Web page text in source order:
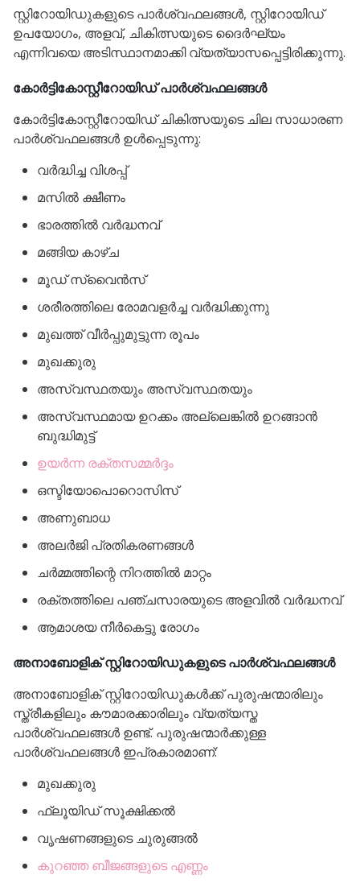
സ്റ്റിറോയിഡുകളുടെ പാർശ്വഫലങ്ങൾ, സ്റ്റിറോയിഡ്
ഉപയോഗം, അളവ്, ചികിത്സയുടെ ദൈർഘ്യം
എന്നിവയെ അടിസ്ഥാനമാക്കി വ്യത്യാസപ്പെട്ടിരിക്കുന്നു.
കോർട്ടികോസ്റ്റീറോയിഡ് പാർശ്വഫലങ്ങൾ
കോർട്ടികോസ്റ്റീറോയിഡ് ചികിത്സയുടെ ചില സാധാരണ
പാർശ്വഫലങ്ങൾ ഉൾപ്പെടുന്നു:
വർദ്ധിച്ച വിശപ്പ്
മസിൽ ക്ഷീണം
ഭാരത്തിൽ വർദ്ധനവ്
മങ്ങിയ കാഴ്ച
മൂഡ് സ്വൈൻസ്
ശരീരത്തിലെ രോമവളർച്ച വർദ്ധിക്കുന്നു
മുഖത്ത് വീർപ്പുമുട്ടുന്ന രൂപം
മുഖക്കുരു
അസ്വസ്ഥതയും അസ്വസ്ഥതയും
അസ്വസ്ഥമായ ഉറക്കം അല്ലെങ്കിൽ ഉറങ്ങാൻ
ബുദ്ധിമുട്ട്
ഉയർന്ന രക്തസമ്മർദ്ദം
ഒസ്ടിയോപൊറൊസിസ്
അണുബാധ
അലർജി പ്രതികരണങ്ങൾ
ചർമ്മത്തിന്റെ നിറത്തിൽ മാറ്റം
രക്തത്തിലെ പഞ്ചസാരയുടെ അളവിൽ വർദ്ധനവ്
ആമാശയ നീർകെട്ടു രോഗം
അനാബോളിക് സ്റ്റിറോയിഡുകളുടെ പാർശ്വഫലങ്ങൾ
അനാബോളിക് സ്റ്റിറോയിഡുകൾക്ക് പുരുഷന്മാരിലും
സ്ത്രീകളിലും കൗമാരക്കാരിലും വ്യത്യസ്ത
പാർശ്വഫലങ്ങൾ ഉണ്ട്. പുരുഷന്മാർക്കുള്ള
പാർശ്വഫലങ്ങൾ ഇപ്രകാരമാണ്:
മുഖക്കുരു
ഫ്ലൂയിഡ് സൂക്ഷിക്കൽ
വൃഷണങ്ങളുടെ ചുരുങ്ങൽ
കുറഞ്ഞ ബീജങ്ങളുടെ എണ്ണം